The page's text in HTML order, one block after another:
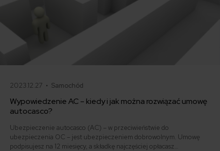
2023.12.27 • Samochód
Wypowiedzenie AC – kiedy i jak można rozwiązać umowę
autocasco?
Ubezpieczenie autocasco (AC) – w przeciwieństwie do
ubezpieczenia OC – jest ubezpieczeniem dobrowolnym. Umowę
podpisujesz na 12 miesięcy, a składkę najczęściej opłacasz